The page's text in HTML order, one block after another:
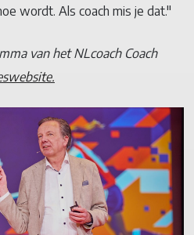
wordt. Als coach mis je dat."
van het NLcoach Coach